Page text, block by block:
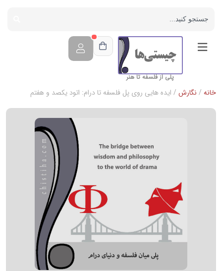
پلی از فلسفه تا هنر
خانه / نگارش / ایده هایی روی پل فلسفه تا درام: اتود یکصد و هفتم